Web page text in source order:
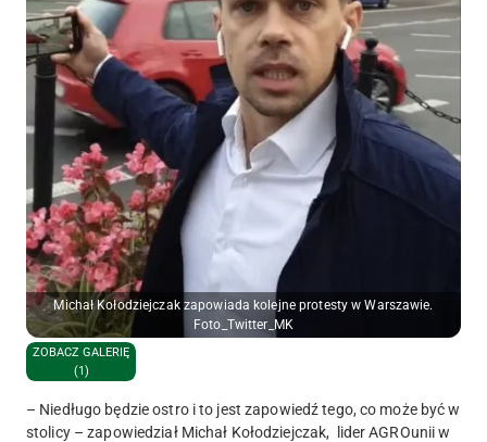
Michał Kołodziejczak zapowiada kolejne protesty w Warszawie.
Foto_Twitter_MK
ZOBACZ GALERIĘ
(1)
– Niedługo będzie ostro i to jest zapowiedź tego, co może być w
stolicy – zapowiedział Michał Kołodziejczak, lider AGROunii w